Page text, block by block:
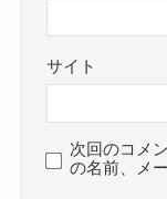
サイト
次回のコメ
の名前、メ